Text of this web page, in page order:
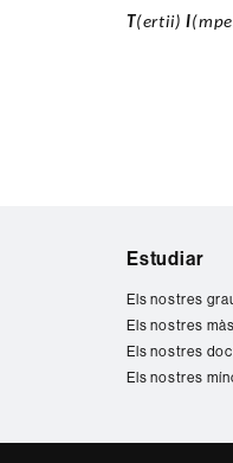
T (ertii)I
Estudiar
Els nostres
Els nostres
Els nostres
Els nostres